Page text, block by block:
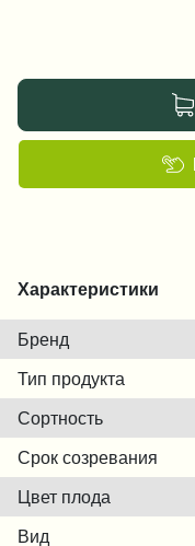
Характеристики
Бренд
Тип продукта
Сортность
Срок созревания
Цвет плода
Вид